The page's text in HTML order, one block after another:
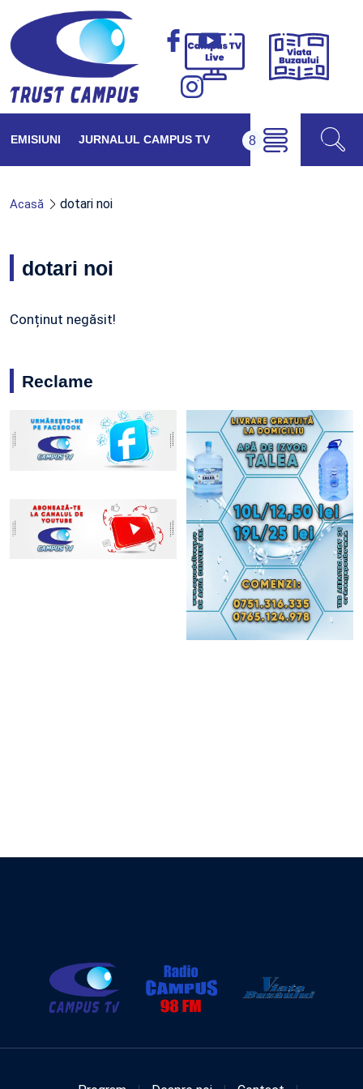
Campus
Viața
EMISIUNI JURNALUL CAMPUS TV
Acasă dotari noi
dotari noi
Conținut negăsit!
Reclame